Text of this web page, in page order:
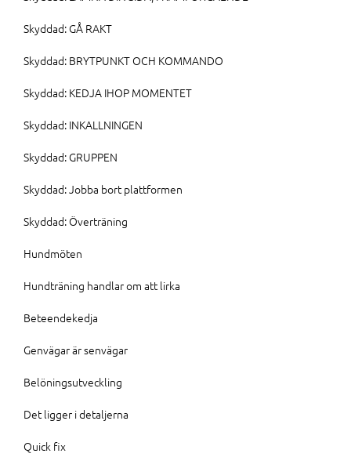
Skyddad: GÅ RAKT
Skyddad: BRYTPUNKT OCH KOMMANDO
Skyddad: KEDJA IHOP MOMENTET
Skyddad: INKALLNINGEN
Skyddad: GRUPPEN
Skyddad: Jobba bort plattformen
Skyddad: Överträning
Hundmöten
Hundträning handlar om att lirka
Beteendekedja
Genvägar är senvägar
Belöningsutveckling
Det ligger i detaljerna
Quick fix